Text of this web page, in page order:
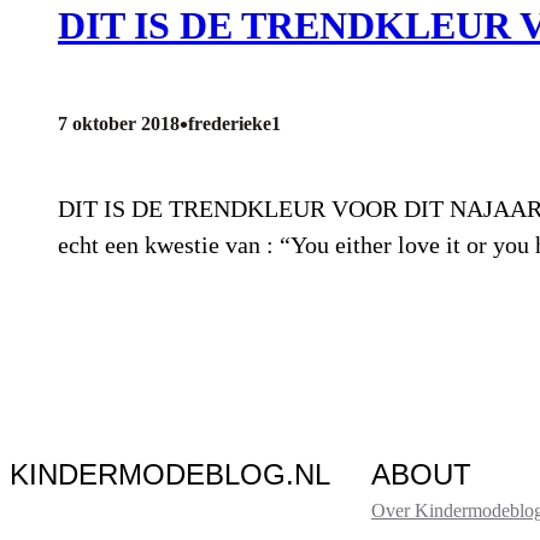
DIT IS DE TRENDKLEUR
7 oktober 2018•frederieke1
DIT IS DE TRENDKLEUR VOOR DIT
echt een kwestie van : “You either love it or
KINDERMODEBLOG.NL ABOUT
Over